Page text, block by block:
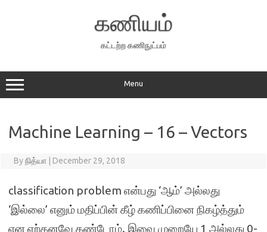
கணியம்
கட்டற்ற கணிநுட்பம்
Menu
Machine Learning – 16 – Vectors
Byநித்யா December 29, 2018
classification problem என்பது ‘ஆம்’ அல்லது
‘இல்லை’ எனும் மதிப்பின் கீழ் கணிப்பினை நிகழ்த்தும்
என ஏற்கனவே கண்டோம். இவை முறையே 1 அல்லது 0-